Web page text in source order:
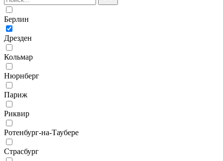
Берлин
Дрезден
Кольмар
Нюрнберг
Париж
Риквир
Ротенбург-на-Таубере
Страсбург